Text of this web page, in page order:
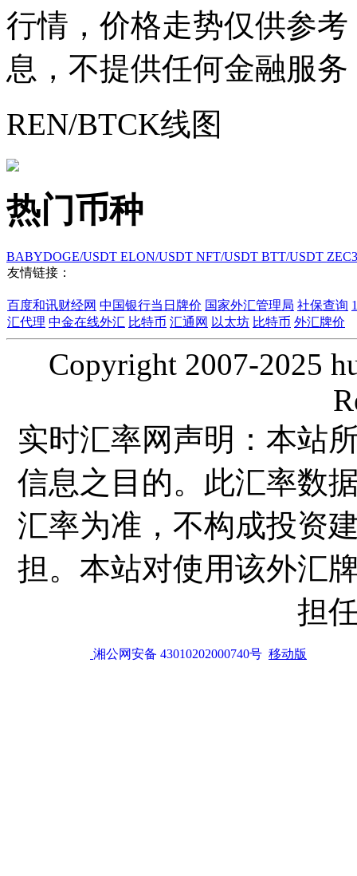
行情，价格走势仅供参
息，不提供任何金融服
REN/BTCK线图
热门币种
BABYDOGE/USDT ELON/USDT NFT/USDT BTT/USDT
友情链接：
百度和讯财经网 中国银行当日牌价 国家外汇管理局 社保查询
汇代理 中金在线外汇 比特币 汇通网 以太坊 比特币 外汇牌价
Copyright 2007-2025
实时汇率网声明：本站
信息之目的。此汇率数
汇率为准，不构成投资
担。本站对使用该外汇
担
湘公网安备 43010202000740号 移动版